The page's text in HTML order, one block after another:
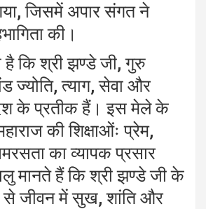
जिसमें अपार संगत ने
की।
है कि श्री झण्डे जी, गुरु
ज्योति, त्याग, सेवा और
के प्रतीक हैं। इस मेले के
की शिक्षाओंः प्रेम,
का व्यापक प्रसार
मानते हैं कि श्री झण्डे जी के
से जीवन में सुख, शांति और